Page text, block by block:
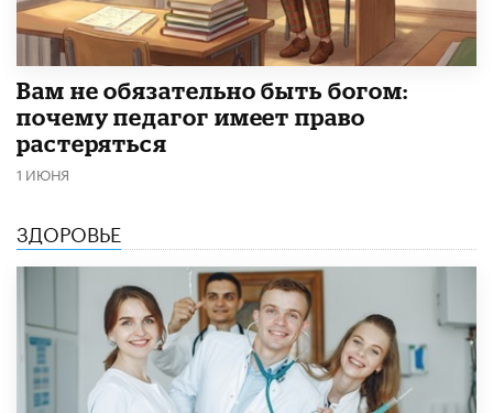
​Вам не обязательно быть богом:
почему педагог имеет право
растеряться
1 ИЮНЯ
ЗДОРОВЬЕ